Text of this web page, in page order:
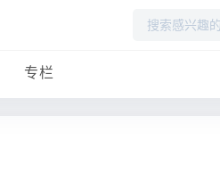
专栏